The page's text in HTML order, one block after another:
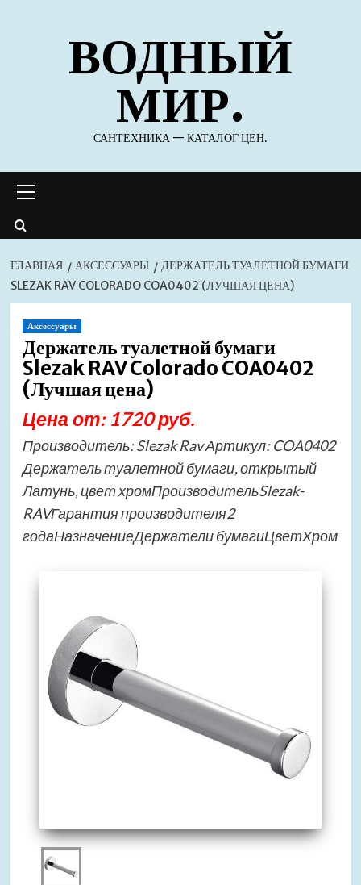
содержимомуВОДНЫЙ
МИР.
САНТЕХНИКА — КАТАЛОГ ЦЕН.
меню
ГЛАВНАЯ АКСЕССУАРЫ
ДЕРЖАТЕЛЬ ТУАЛЕТНОЙ БУМАГИ
SLEZAK RAV COLORADO COA0402 (ЛУЧШАЯ ЦЕНА)
Аксессуары
Держатель туалетной бумаги
Slezak RAV Colorado COA0402
(Лучшая цена)
Цена от: 1720 руб.
Производитель: Slezak Rav Артикул: COA0402
Держатель туалетной бумаги, открытый
Латунь, цвет хромПроизводительSlezak-
RAVГарантия производителя2
годаНазначениеДержатели бумагиЦветХром